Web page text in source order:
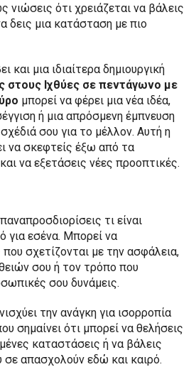
ότι χρειάζεται να βάλεις
δεις μια κατάσταση με πιο
και μια ιδιαίτερα δημιουργική
στους Ιχθύες σε πεντάγωνο με
μπορεί να φέρει μια νέα ιδέα,
ή μια απρόσμενη έμπνευση
σου για το μέλλον. Αυτή η
να σκεφτείς έξω από τα
να εξετάσεις νέες προοπτικές.
τι είναι
για εσένα. Μπορεί να
σχετίζονται με την ασφάλεια,
σου ή τον τρόπο που
σου δυνάμεις.
την ανάγκη για ισορροπία
σημαίνει ότι μπορεί να θελήσεις
καταστάσεις ή να βάλεις
σε απασχολούν εδώ και καιρό.